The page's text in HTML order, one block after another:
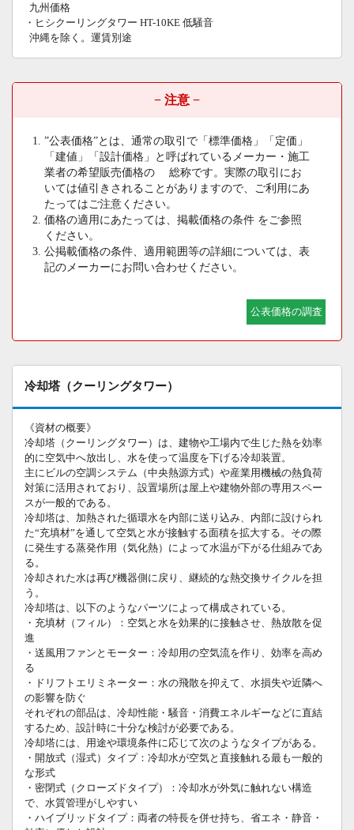
九州価格
・ヒシクーリングタワー HT-10KE 低騒音
沖縄を除く。運賃別途
− 注意 −
”公表価格”とは、通常の取引で「標準価格」「定価」
「建値」「設計価格」と呼ばれているメーカー・施工
業者の希望販売価格の 総称です。実際の取引にお
いては値引きされることがありますので、ご利用にあ
たってはご注意ください。
価格の適用にあたっては、掲載価格の条件 をご参照
ください。
公掲載価格の条件、適用範囲等の詳細については、表
記のメーカーにお問い合わせください。
公表価格の調査
冷却塔（クーリングタワー）
《資材の概要》
冷却塔（クーリングタワー）は、建物や工場内で生じた熱を効率
的に空気中へ放出し、水を使って温度を下げる冷却装置。
主にビルの空調システム（中央熱源方式）や産業用機械の熱負荷
対策に活用されており、設置場所は屋上や建物外部の専用スペー
スが一般的である。
冷却塔は、加熱された循環水を内部に送り込み、内部に設けられ
た“充填材”を通して空気と水が接触する面積を拡大する。その際
に発生する蒸発作用（気化熱）によって水温が下がる仕組みであ
る。
冷却された水は再び機器側に戻り、継続的な熱交換サイクルを担
う。
冷却塔は、以下のようなパーツによって構成されている。
・充填材（フィル）：空気と水を効果的に接触させ、熱放散を促
進
・送風用ファンとモーター：冷却用の空気流を作り、効率を高め
る
・ドリフトエリミネーター：水の飛散を抑えて、水損失や近隣へ
の影響を防ぐ
それぞれの部品は、冷却性能・騒音・消費エネルギーなどに直結
するため、設計時に十分な検討が必要である。
冷却塔には、用途や環境条件に応じて次のようなタイプがある。
・開放式（湿式）タイプ：冷却水が空気と直接触れる最も一般的
な形式
・密閉式（クローズドタイプ）：冷却水が外気に触れない構造
で、水質管理がしやすい
・ハイブリッドタイプ：両者の特長を併せ持ち、省エネ・静音・